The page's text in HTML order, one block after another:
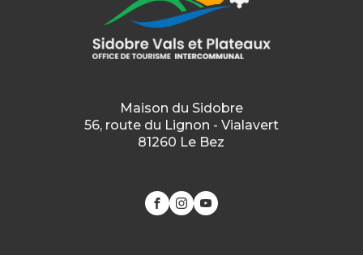
Maison du Sidobre
56, route du Lignon - Vialavert
81260 Le Bez